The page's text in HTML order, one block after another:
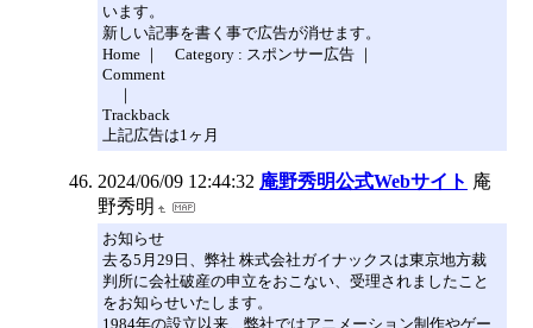
います。
新しい記事を書く事で広告が消せます。
Home ｜ Category : スポンサー広告 ｜
Comment
｜
Trackback
上記広告は1ヶ月
2024/06/09 12:44:32 庵野秀明公式Webサイト 庵
野秀明
お知らせ
去る5月29日、弊社 株式会社ガイナックスは東京地方裁
判所に会社破産の申立をおこない、受理されましたこと
をお知らせいたします。
1984年の設立以来、弊社ではアニメーション制作やゲー